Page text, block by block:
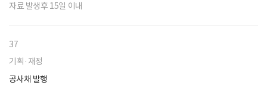
자료 발생후 15일 이내
37
기획·재정
공사채 발행